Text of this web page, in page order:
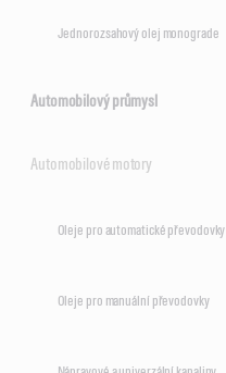
Jednorozsahový olej monograde
Automobilový průmysl
Automobilové motory
Oleje pro automatické převodovky
Oleje pro manuální převodovky